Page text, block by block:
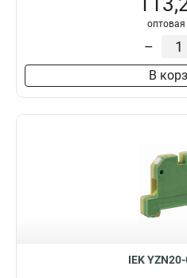
оптовая
–
В
IEK